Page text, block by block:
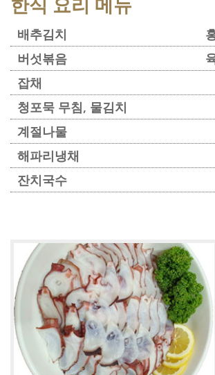
배추김치 홍어
버섯볶음 육
잡채
청포묵 무침, 물김치
계절나물
해파리냉채
잔치국수